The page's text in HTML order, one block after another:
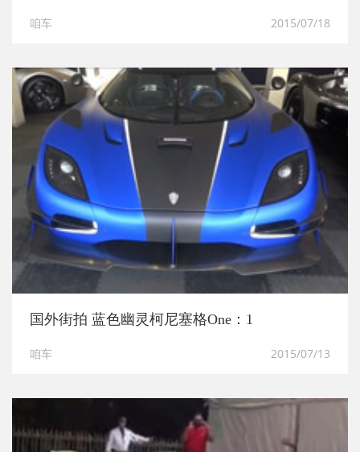
咱车 2015/07/18
国外街拍 蓝色幽灵柯尼塞格One：1
咱车 2015/07/13